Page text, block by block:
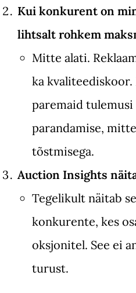
Kui konkurent on
lihtsalt rohkem
Mitte alati.
ka
paremaid tulemusi
parandamise,
tõstmisega.
Auction Insights
Tegelikult näitab
konkurente, kes
oksjonitel. See ei
turust.